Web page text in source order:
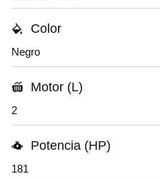
Color
Negro
Motor (L)
2
Potencia (HP)
181